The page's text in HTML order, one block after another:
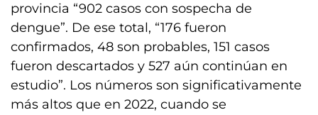
provincia “902 casos con sospecha de
dengue”. De ese total, “176 fueron
confirmados, 48 son probables, 151 casos
fueron descartados y 527 aún continúan en
estudio”. Los números son significativamente
más altos que en 2022, cuando se